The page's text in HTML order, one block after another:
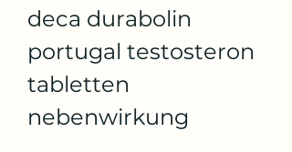
deca durabolin
portugal testosteron
tabletten
nebenwirkung